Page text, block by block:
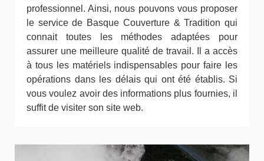
professionnel. Ainsi, nous pouvons vous proposer
le service de Basque Couverture & Tradition qui
connait toutes les méthodes adaptées pour
assurer une meilleure qualité de travail. Il a accès
à tous les matériels indispensables pour faire les
opérations dans les délais qui ont été établis. Si
vous voulez avoir des informations plus fournies, il
suffit de visiter son site web.